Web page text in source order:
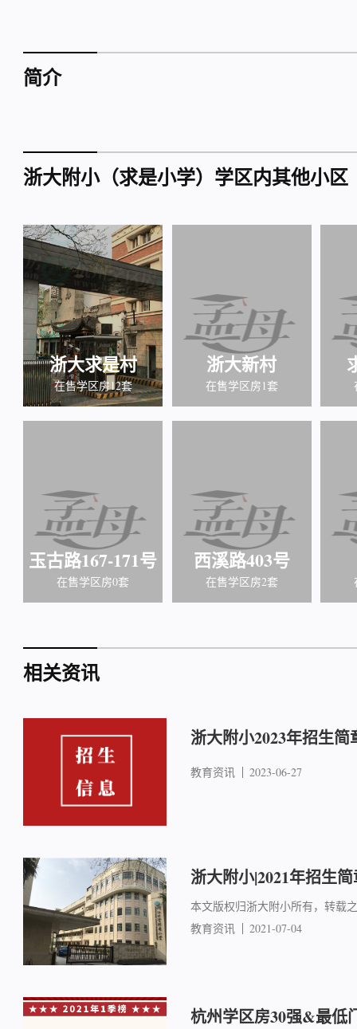
简介
浙大附小（求是小学）学区内其他小区
浙大求是村
在售学区房12套
浙大新村
在售学区房1套
玉古路167-171号
在售学区房0套
西溪路403号
在售学区房2套
相关资讯
浙大附小2023年招生简
教育资讯 2023-06-27
浙大附小|2021年招生
本文版权归浙大附小所有，转载
教育资讯
2021-07-04
杭州学区房30强&最低